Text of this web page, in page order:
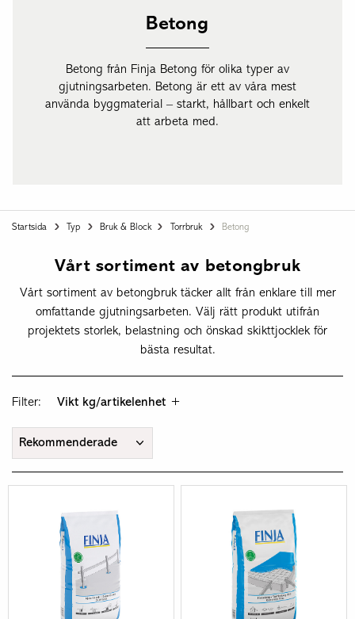
Betong
Betong från Finja Betong för olika typer av
gjutningsarbeten. Betong är ett av våra mest
använda byggmaterial – starkt, hållbart och enkelt
att arbeta med.
Startsida Typ Bruk & Block Torrbruk Betong
Vårt sortiment av betongbruk
Vårt sortiment av betongbruk täcker allt från enklare till mer
omfattande gjutningsarbeten. Välj rätt produkt utifrån
projektets storlek, belastning och önskad skikttjocklek för
bästa resultat.
Filter: Vikt kg/artikelenhet